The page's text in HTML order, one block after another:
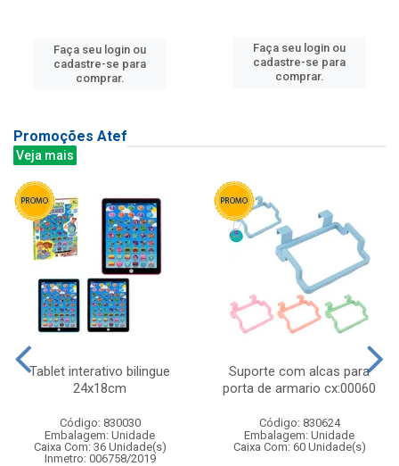
Faça seu login ou
cadastre-se para
comprar.
Faça seu login ou
cadastre-se para
comprar.
Promoções Atef
Veja mais
Tablet interativo bilingue
24x18cm
Código: 830030
Embalagem: Unidade
Caixa Com: 36 Unidade(s)
Inmetro: 006758/2019
Suporte com alcas para
porta de armario cx:00060
Código: 830624
Embalagem: Unidade
Caixa Com: 60 Unidade(s)